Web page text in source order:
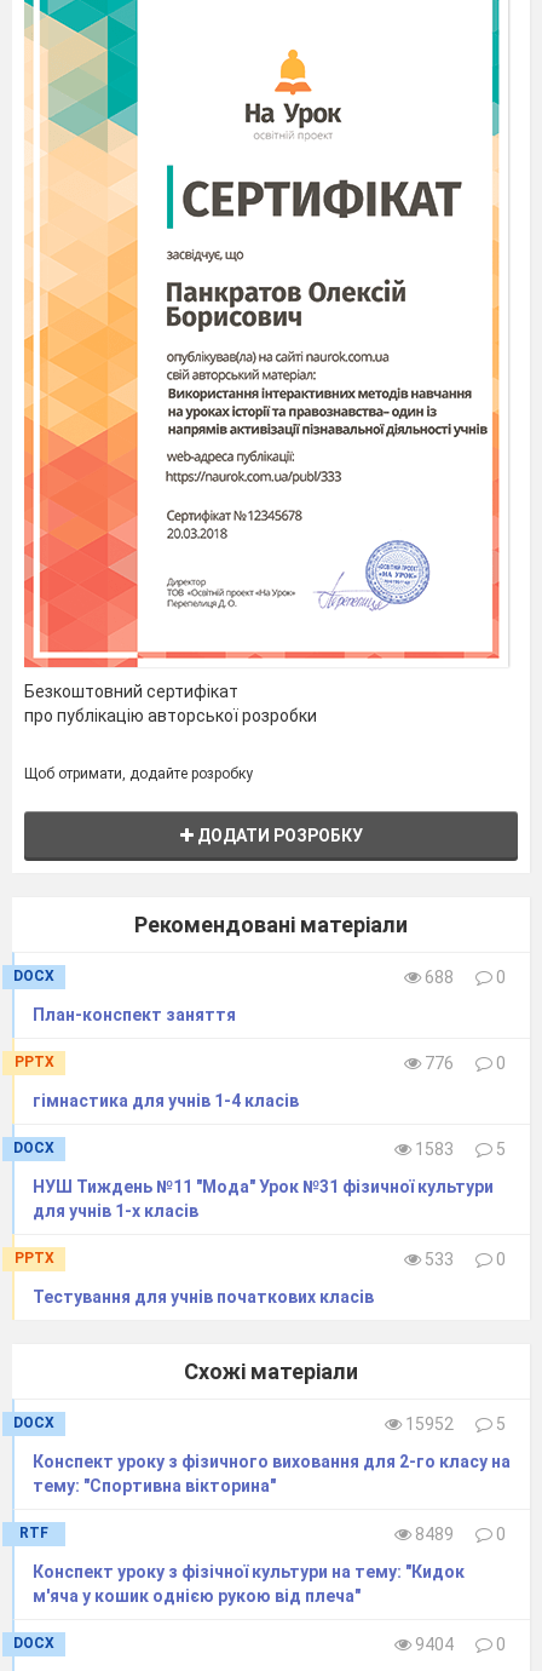
Безкоштовний сертифікат
про публікацію авторської розробки
Щоб отримати, додайте розробку
ДОДАТИ РОЗРОБКУ
Рекомендовані матеріали
DOCX 688
0
План-конспект заняття
PPTX 776
0
гімнастика для учнів 1-4 класів
DOCX 1583
5
НУШ Тиждень №11 "Мода" Урок №31 фізичної культури
для учнів 1-х класів
PPTX 533
0
Тестування для учнів початкових класів
Схожі матеріали
DOCX 15952
5
Конспект уроку з фізичного виховання для 2-го класу на
тему: "Спортивна вікторина"
RTF 8489
0
Конспект уроку з фізічної культури на тему: "Кидок
м'яча у кошик однiєю рукою вiд плеча"
DOCX 9404
0